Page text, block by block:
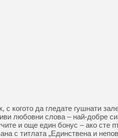
с когото да гледате гушнати
любовни слова – най-добре
и още един бонус – ако сте
с титлата „Единствена и